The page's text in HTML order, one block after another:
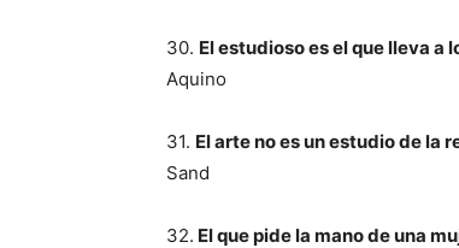
30. El estudioso es el que lleva a
Aquino
31. El arte no es un estudio de la
Sand
32. El que pide la mano de una